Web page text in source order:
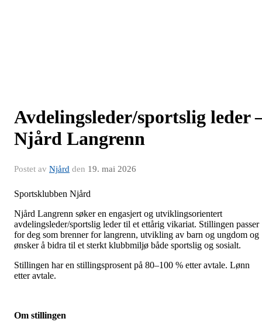
Avdelingsleder/sportslig leder
Njård Langrenn
Postet av Njård den 19. mai 2026
Sportsklubben Njård
Njård Langrenn søker en engasjert og utviklingsorientert
avdelingsleder/sportslig leder til et ettårig vikariat. Stillingen passer
for deg som brenner for langrenn, utvikling av barn og ungdom og
ønsker å bidra til et sterkt klubbmiljø både sportslig og sosialt.
Stillingen har en stillingsprosent på 80–100 % etter avtale. Lønn
etter avtale.
Om stillingen